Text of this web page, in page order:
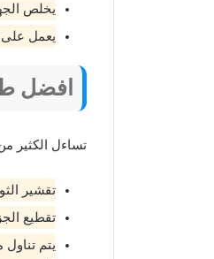
يخلص
يعمل على
افضل
تساءل الكثير
تقشير
تقطيع
يتم